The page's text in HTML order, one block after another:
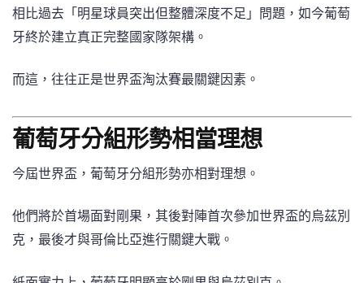
相比過去「明星球員突出但整體深度不足」問題，如今葡萄
牙終於建立真正完整國家隊架構。
而這，往往正是世界盃淘汰賽最關鍵因素。
葡萄牙分組形勢相當理想
今屆世界盃，葡萄牙分組形勢亦相對理想。
他們將於首場面對剛果，其後對陣首次參加世界盃的烏茲別
克，最後才與哥倫比亞進行關鍵大戰。